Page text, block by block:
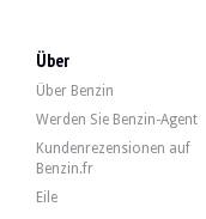
Im Innenraum gibt der
Der 1,6-Liter-Vierzylinder
Über
Über Benzin
Werden Sie Benzin-Agent
Kundenrezensionen auf
Benzin.fr
Eile